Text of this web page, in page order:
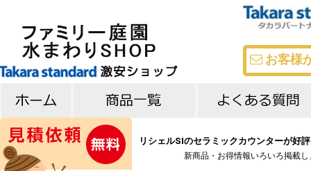
お客様
リシェルSIのセラミックカウンターが好
キッチン
バス
洗面台 よくある質問
メーカー比較
新商品・お得情報いろいろ掲載し